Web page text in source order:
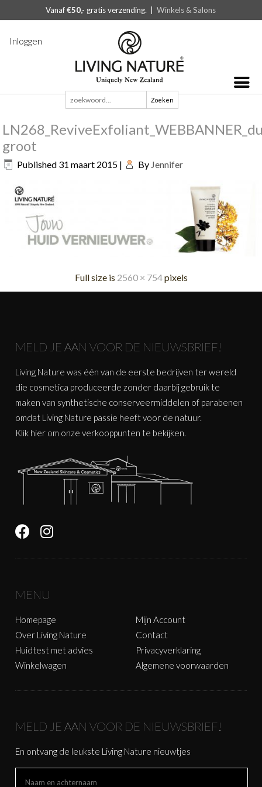
Vanaf€50,- gratis verzending. |Winkels & Salons
Inloggen
Zoeken
naar:
groot
Published 31 maart 2015 | By Jennifer
Full size is 2560 × 754pixels
MELD JE AAN VOOR DE NIEUWSBRIEF!
Living Nature was één van de eerste bedrijven ter wereld
die cosmetica produceerde zonder daarbij gebruik te
maken van synthetische conserveermiddelen of parabenen
omdat Living Nature passie heeft voor de natuur.
Klik hier om onze verkooppunten te bekijken.
MENU
Homepage
Over Living Nature
Huidtest met advies
Winkelwagen
Mijn Account
Contact
Privacyverklaring
Algemene voorwaarden
MELD JE AAN VOOR DE NIEUWSBRIEF!
En ontvang de leukste Living Nature nieuwtjes